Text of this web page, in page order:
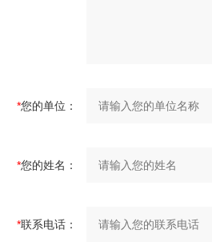
*您的单位：
*您的姓名：
*联系电话：